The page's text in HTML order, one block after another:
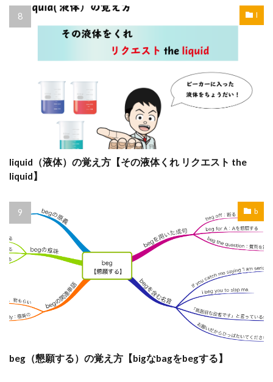
l
liquid（液体）の覚え方【その液体くれ リクエスト the
liquid】
b
beg（懇願する）の覚え方【bigなbagをbegする】